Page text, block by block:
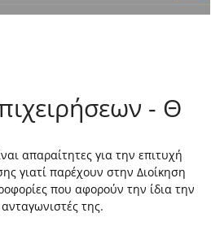
- Θ
απαραίτητες για την επιτυχή
γιατί παρέχουν στην Διοίκηση
που αφορούν την ίδια την
της.